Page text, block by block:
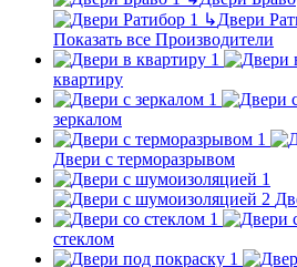
↳Двери
Показать все Производители
квартиру
зеркалом
Двери с терморазрывом
стеклом